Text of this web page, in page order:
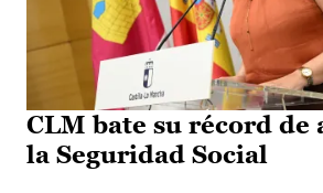
CLM bate su récord de
la Seguridad Social